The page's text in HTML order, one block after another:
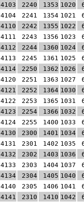
4103 2240 1353 1020
4104 2241 1354 1021
4110 2242 1355 1022
4111 2243 1356 1023
4112 2244 1360 1024
4113 2245 1361 1025
4114 2250 1362 1026
4120 2251 1363 1027
4121 2252 1364 1030
4122 2253 1365 1031
4123 2254 1366 1032
4124 2255 1400 1033
4130 2300 1401 1034
4131 2301 1402 1035
4132 2302 1403 1036
4133 2303 1404 1037
4134 2304 1405 1040
4140 2305 1406 1041
4141 2310 1410 1042